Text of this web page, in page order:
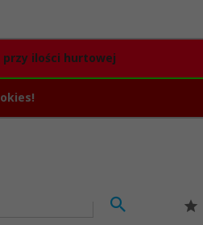
ilości hurtowej